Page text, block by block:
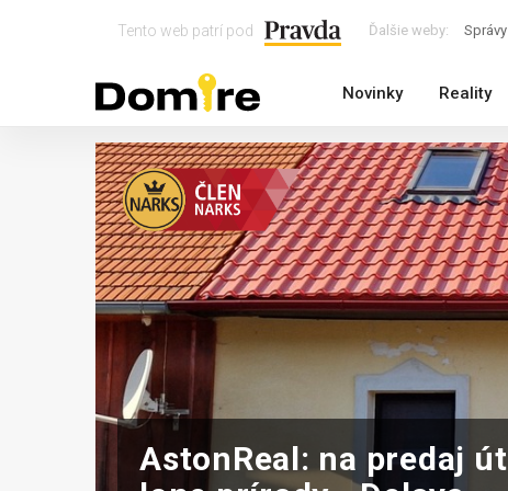
Tento web patrí pod Ďalšie weby: Správy
Novinky Reality
AstonReal: na predaj